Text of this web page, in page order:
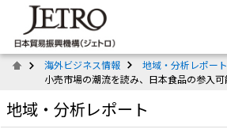
海外ビジネス情報
地域・分析レポート
小売市場の潮流を読み、日本食品の参入可
地域・分析レポート